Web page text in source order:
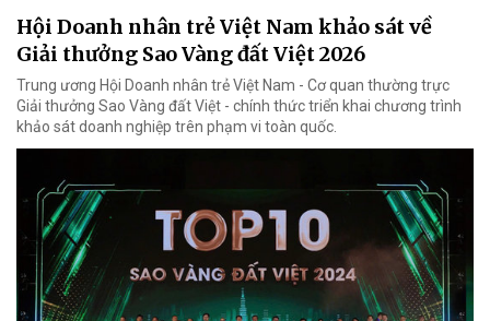
Hội Doanh nhân trẻ Việt Nam khảo sát về
Giải thưởng Sao Vàng đất Việt 2026
Trung ương Hội Doanh nhân trẻ Việt Nam - Cơ quan thường trực
Giải thưởng Sao Vàng đất Việt - chính thức triển khai chương trình
khảo sát doanh nghiệp trên phạm vi toàn quốc.